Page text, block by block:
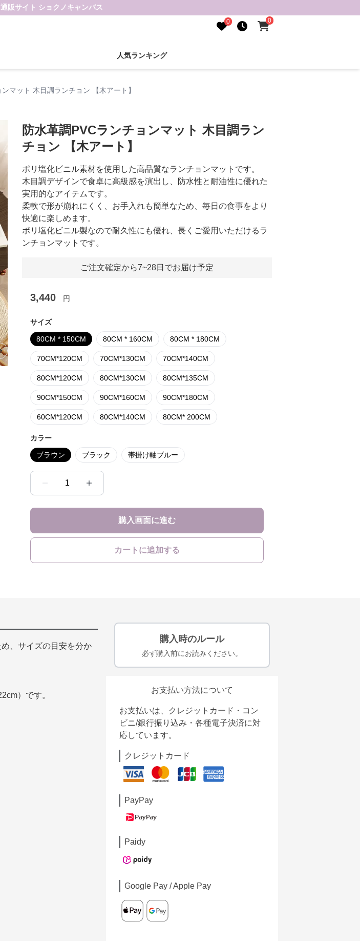
販サイト ショクノキャンバス
0 0
人気ランキング
マット 木目調ランチョン 【木アート】
slide
防水革調PVCランチョンマット 木目調ラン
チョン 【木アート】
ポリ塩化ビニル素材を使用した高品質なランチョンマットです。
木目調デザインで食卓に高級感を演出し、防水性と耐油性に優れた
実用的なアイテムです。
柔軟で形が崩れにくく、お手入れも簡単なため、毎日の食事をより
快適に楽しめます。
ポリ塩化ビニル製なので耐久性にも優れ、長くご愛用いただけるラ
ンチョンマットです。
ご注文確定から7~28日でお届け予定
3,440 円
サイズ
80CM * 150CM 80CM * 160CM 80CM * 180CM
70CM*120CM 70CM*130CM 70CM*140CM
80CM*120CM 80CM*130CM 80CM*135CM
90CM*150CM 90CM*160CM 90CM*180CM
60CM*120CM 80CM*140CM 80CM* 200CM
カラー
ブラウン ブラック 帯掛け軸ブルー
1
購入画面に進む
カートに追加する
、サイズの目安を分か
）です。
購入時のルール
必ず購入前にお読みください。
お支払い方法について
お支払いは、クレジットカード・コン
ビニ/銀行振り込み・各種電子決済に対
応しています。
クレジットカード
PayPay
Paidy
Google Pay / Apple Pay